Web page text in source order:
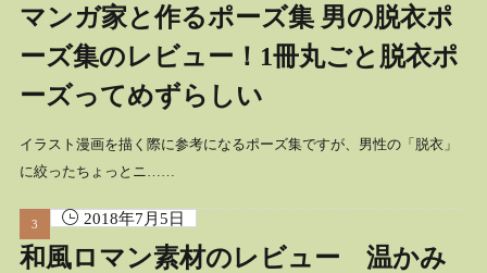
マンガ家と作るポーズ集 男の脱衣ポ
ーズ集のレビュー！1冊丸ごと脱衣ポ
ーズってめずらしい
イラスト漫画を描く際に参考になるポーズ集ですが、男性の「脱衣」
に絞ったちょっとニ……
2018年7月5日
和風ロマン素材のレビュー 温かみ